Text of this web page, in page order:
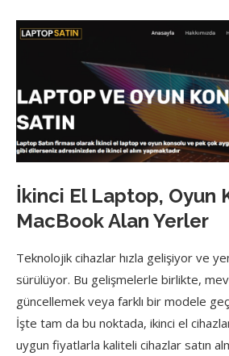
İkinci El Laptop, Oyun
MacBook Alan Yerler
Teknolojik cihazlar hızla gelişiyor ve
sürülüyor. Bu gelişmelerle birlikte,
güncellemek veya farklı bir modele
İşte tam da bu noktada, ikinci el
uygun fiyatlarla kaliteli cihazlar satın